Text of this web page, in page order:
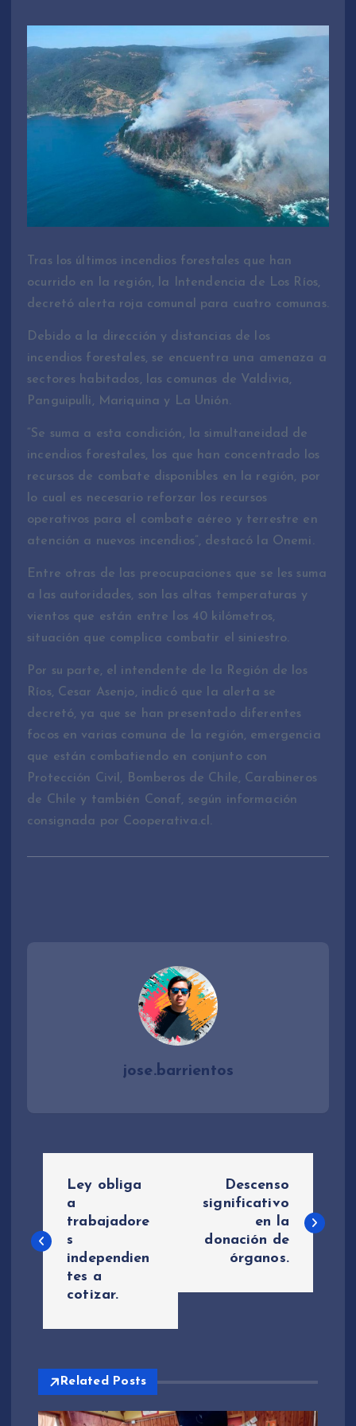
Tras los últimos incendios forestales que han
ocurrido en la región, la Intendencia de Los Ríos,
decretó alerta roja comunal para cuatro comunas.
Debido a la dirección y distancias de los
incendios forestales, se encuentra una amenaza a
sectores habitados, las comunas de Valdivia,
Panguipulli, Mariquina y La Unión.
“Se suma a esta condición, la simultaneidad de
incendios forestales, los que han concentrado los
recursos de combate disponibles en la región, por
lo cual es necesario reforzar los recursos
operativos para el combate aéreo y terrestre en
atención a nuevos incendios”, destacó la Onemi.
Entre otras de las preocupaciones que se les suma
a las autoridades, son las altas temperaturas y
vientos que están entre los 40 kilómetros,
situación que complica combatir el siniestro.
Por su parte, el intendente de la Región de los
Ríos, Cesar Asenjo, indicó que la alerta se
decretó, ya que se han presentado diferentes
focos en varias comuna de la región, emergencia
que están combatiendo en conjunto con
Protección Civil, Bomberos de Chile, Carabineros
de Chile y también Conaf, según información
consignada por Cooperativa.cl.
jose.barrientos
v
g
a
c
Ley obliga
a
trabajadore
s
independien
tes a
cotizar.
Descenso
significativo
en la
donación de
órganos.
Related Posts